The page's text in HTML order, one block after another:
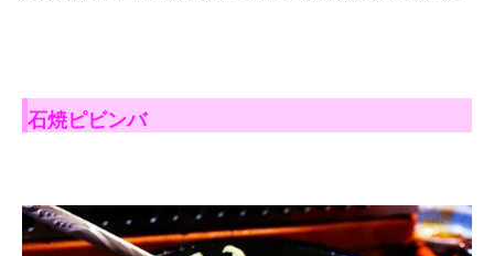
石焼ピビンバ